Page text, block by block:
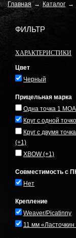
Главная → Каталог →
ФИЛЬТР
ХАРАКТЕРИСТИКИ
Цвет
Черный
Прицельная марка
Одна точка 1 MOA
Круг с одной
Круг с двумя
(+1)
XBOW(+1)
Совместимость с
Нет
Крепление
Weaver/Picatinny
11 мм «Ласточкин